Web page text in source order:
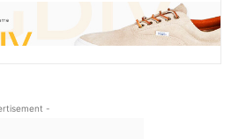
-